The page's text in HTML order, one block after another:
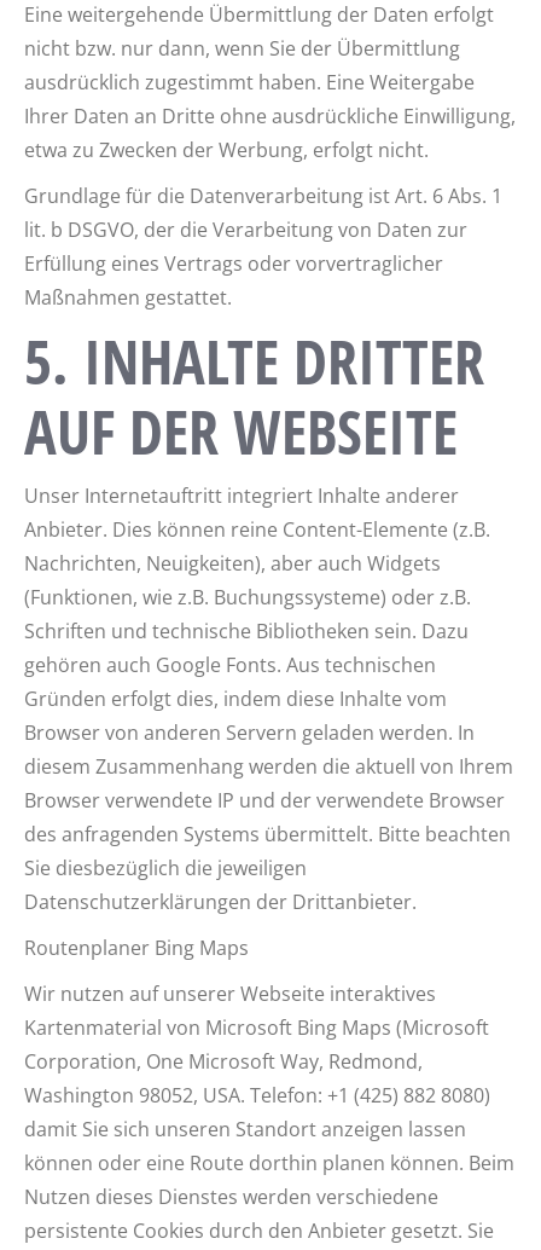
Eine weitergehende Übermittlung der Daten erfolgt
nicht bzw. nur dann, wenn Sie der Übermittlung
ausdrücklich zugestimmt haben. Eine Weitergabe
Ihrer Daten an Dritte ohne ausdrückliche Einwilligung,
etwa zu Zwecken der Werbung, erfolgt nicht.
Grundlage für die Datenverarbeitung ist Art. 6 Abs. 1
lit. b DSGVO, der die Verarbeitung von Daten zur
Erfüllung eines Vertrags oder vorvertraglicher
Maßnahmen gestattet.
5. INHALTE DRITTER
AUF DER WEBSEITE
Unser Internetauftritt integriert Inhalte anderer
Anbieter. Dies können reine Content-Elemente (z.B.
Nachrichten, Neuigkeiten), aber auch Widgets
(Funktionen, wie z.B. Buchungssysteme) oder z.B.
Schriften und technische Bibliotheken sein. Dazu
gehören auch Google Fonts. Aus technischen
Gründen erfolgt dies, indem diese Inhalte vom
Browser von anderen Servern geladen werden. In
diesem Zusammenhang werden die aktuell von Ihrem
Browser verwendete IP und der verwendete Browser
des anfragenden Systems übermittelt. Bitte beachten
Sie diesbezüglich die jeweiligen
Datenschutzerklärungen der Drittanbieter.
Routenplaner Bing Maps
Wir nutzen auf unserer Webseite interaktives
Kartenmaterial von Microsoft Bing Maps (Microsoft
Corporation, One Microsoft Way, Redmond,
Washington 98052, USA. Telefon: +1 (425) 882 8080)
damit Sie sich unseren Standort anzeigen lassen
können oder eine Route dorthin planen können. Beim
Nutzen dieses Dienstes werden verschiedene
persistente Cookies durch den Anbieter gesetzt. Sie